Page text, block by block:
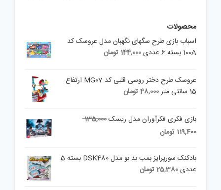
محصولات
اسباب بازی طرح سگهای نگهبان مدل عروسک کد
100A بسته 6 عددی
144,000 تومان
عروسک طرح دختر روسی قلبی کد MG07 ارتفاع
15 سانتی متر
48,000تومان
بازی فکری فکرآوران مدل ریسک135,000
Original
135,000 تومان.
119,400 تومان
is:
119,400 تومان.
بادکنک سورپرایز بمب بد بو مدل DSK480 بسته 5
عددی25,380تومان